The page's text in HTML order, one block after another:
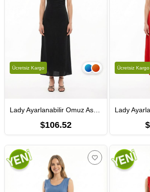
Lady Ayarlanabilir Omuz Askılı V Yaka Uzun Müslin Elbise Siyah Syh
$106.52
Ücretsiz Kargo Ücretsiz Kargo